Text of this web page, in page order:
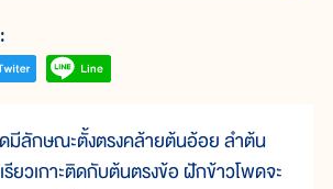
กษณะตั้งตรงคล้ายต้นอ้อย ลำต้น
รียวเกาะติดกับต้นตรงข้อ ฝักข้าวโพดจะ